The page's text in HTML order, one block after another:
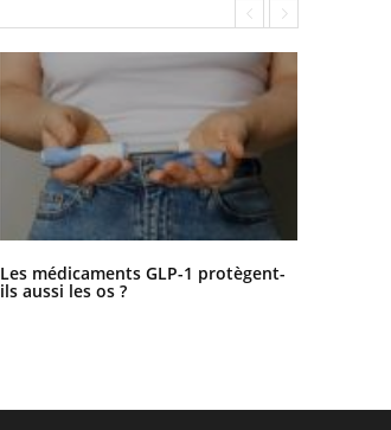
Les médicaments GLP-1 protègent-
ils aussi les os ?